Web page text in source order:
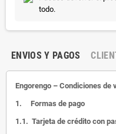
todo.
ENVIOS Y PAGOS
Engorengo – Condiciones de
1. Formas de pago
1.1. Tarjeta de crédito con